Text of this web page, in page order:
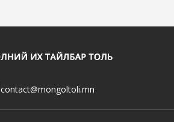
contact@mongoltoli.mn